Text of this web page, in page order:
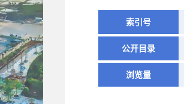
索引号
公开目录
浏览量